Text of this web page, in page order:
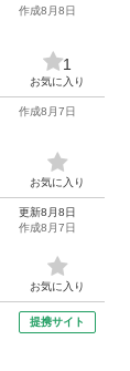
作成8月8日
1
お気に入り
作成8月7日
お気に入り
更新8月8日
作成8月7日
お気に入り
提携サイト